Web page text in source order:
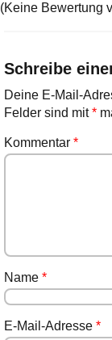
(Keine Bewertung
Schreibe
Deine E-Mail-
Felder sind mit*
Kommentar *
Name *
E-Mail-Adresse *